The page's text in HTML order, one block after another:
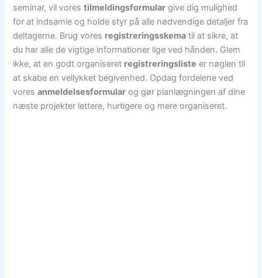
seminar, vil vorestilmeldingsformular give dig mulighed
for at indsamle og holde styr på alle nødvendige detaljer fra
deltagerne. Brug vores registreringsskema til at sikre, at
du har alle de vigtige informationer lige ved hånden. Glem
ikke, at en godt organiseret registreringsliste er nøglen til
at skabe en vellykket begivenhed. Opdag fordelene ved
voresanmeldelsesformular og gør planlægningen af ​​dine
næste projekter lettere, hurtigere og mere organiseret.